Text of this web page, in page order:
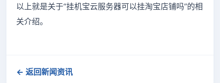
以上就是关于“挂机宝云服务器可以挂淘宝店铺吗”的相
关介绍。
← 返回新闻资讯